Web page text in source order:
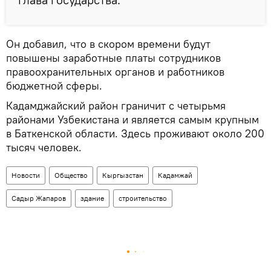
Он добавил, что в скором времени будут
повышены заработные платы сотрудников
правоохранительных органов и работников
бюджетной сферы.
Кадамджайский район граничит с четырьмя
районами Узбекистана и является самым крупным
в Баткенской области. Здесь проживают около 200
тысяч человек.
Новости Общество Кыргызстан Кадамжай
Садыр Жапаров здание строительство